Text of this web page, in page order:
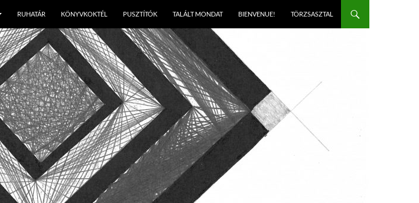
RUHATÁR KÖNYVKOKTÉL PUSZTÍTÓK TALÁLT MONDAT BIENVENUE! TÖRZSASZTAL